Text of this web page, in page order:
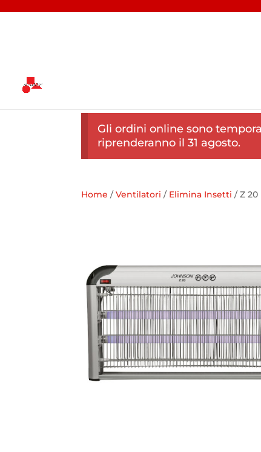
Gli ordini online sono
riprenderanno il 31 agosto.
Home /Ventilatori / Elimina Insetti / Z 20